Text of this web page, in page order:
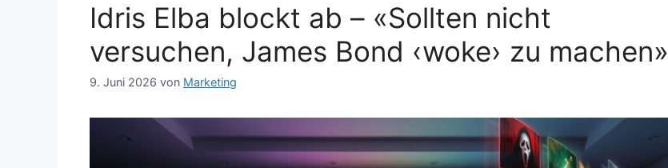
Idris Elba blockt ab – «Sollten nicht
versuchen, James Bond ‹woke› zu machen»
9. Juni 2026 von Marketing